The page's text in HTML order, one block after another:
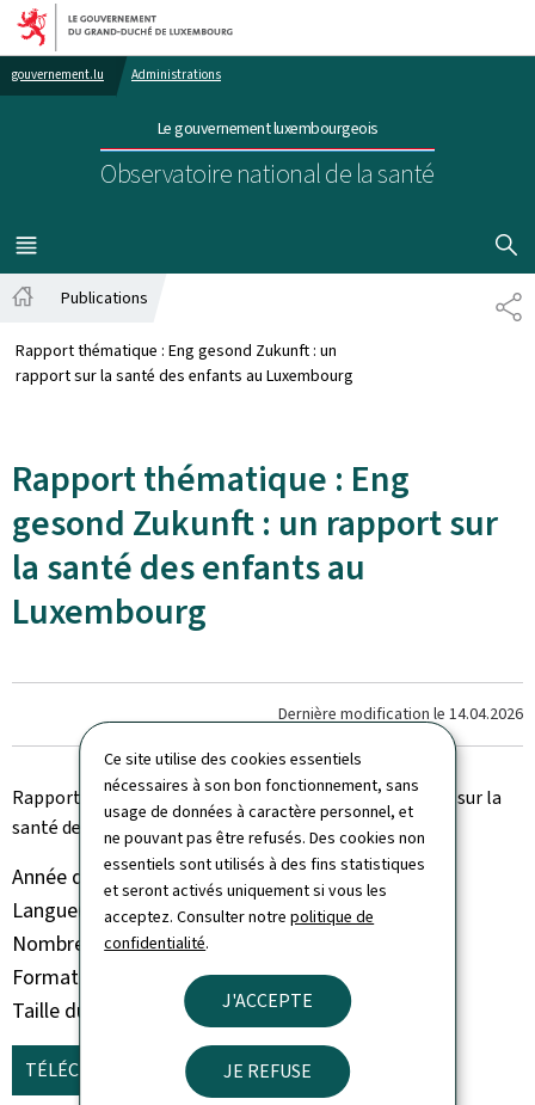
Ce site utilise des cookies essentiels
nécessaires à son bon fonctionnement, sans
usage de données à caractère personnel, et
ne pouvant pas être refusés. Des cookies non
essentiels sont utilisés à des fins statistiques
et seront activés uniquement si vous les
acceptez. Consulter notrepolitique de
confidentialité.
J'ACCEPTE
JE REFUSE
Aller au menu principal
Aller au contenu
gouvernement.lu Administrations
Le gouvernement luxembourgeois
Observatoire national de la santé
MENU
PRINCIPAL
Publications
Rapport thématique : Eng gesond Zukunft : un
rapport sur la santé des enfants au Luxembourg
Rapport thématique : Eng
gesond Zukunft : un rapport sur
la santé des enfants au
Luxembourg
Dernière modification le 14.04.2026
Rapport thématique : Eng gesond Zukunft : un rapport sur la
santé des enfants au Luxembourg
Année de parution 2024
Langue(s)
Français
Nombre de pages 214 page(s)
Format du document Pdf
Taille du fichier
5,51 Mo
TÉLÉCHARGER (FR, PDF - 5,51 MO)